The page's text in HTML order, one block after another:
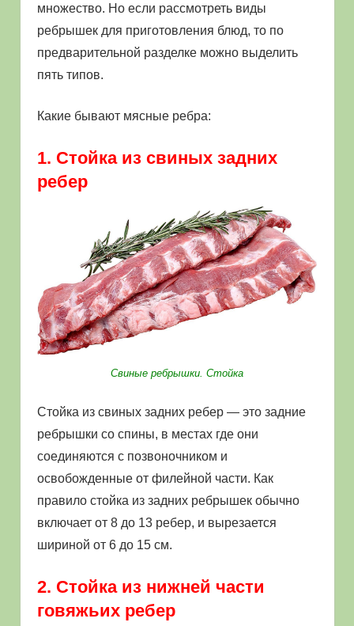
множество. Но если рассмотреть виды
ребрышек для приготовления блюд, то по
предварительной разделке можно выделить
пять типов.
Какие бывают мясные ребра:
1. Стойка из свиных задних
ребер
Свиные ребрышки. Стойка
Стойка из свиных задних ребер — это задние
ребрышки со спины, в местах где они
соединяются с позвоночником и
освобожденные от филейной части. Как
правило стойка из задних ребрышек обычно
включает от 8 до 13 ребер, и вырезается
шириной от 6 до 15 см.
2. Стойка из нижней части
говяжьих ребер